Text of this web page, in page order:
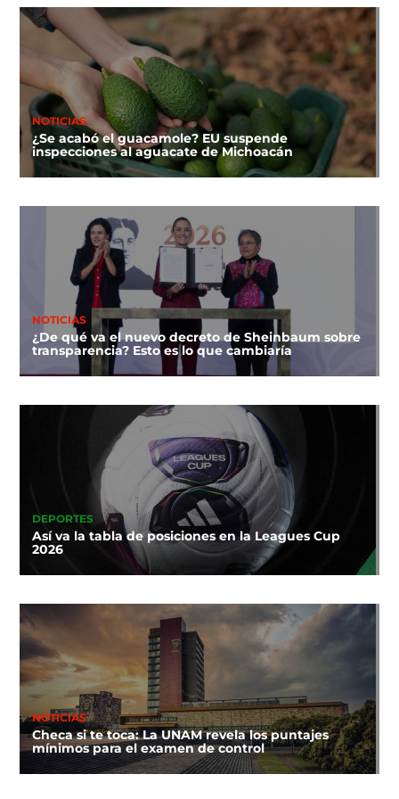
NOTICIAS
¿Se acabó el guacamole? EU suspende
inspecciones al aguacate de Michoacán
NOTICIAS
¿De qué va el nuevo decreto de Sheinbaum sobre
transparencia? Esto es lo que cambiaría
DEPORTES
Así va la tabla de posiciones en la Leagues Cup
2026
NOTICIAS
Checa si te toca: La UNAM revela los puntajes
mínimos para el examen de control